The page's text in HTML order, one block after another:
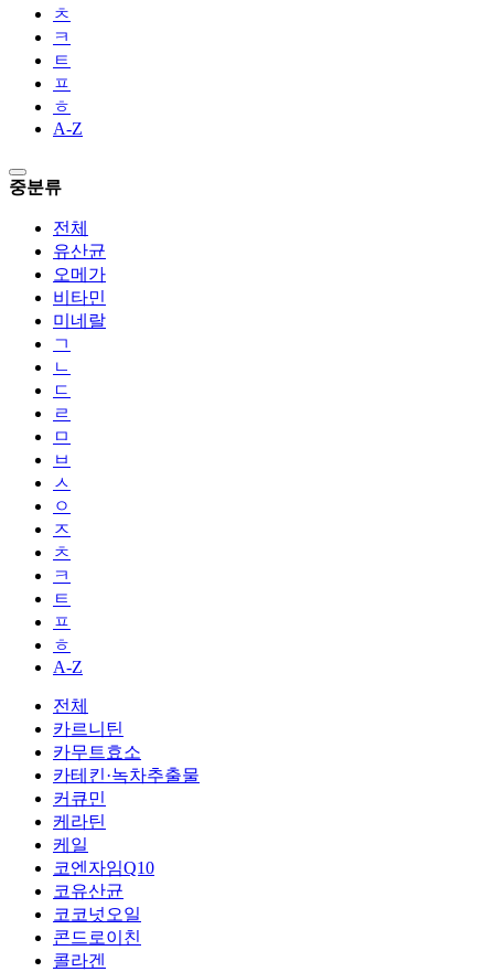
ㅊ
ㅋ
ㅌ
ㅍ
ㅎ
A-Z
중분류
전체
유산균
오메가
비타민
미네랄
ㄱ
ㄴ
ㄷ
ㄹ
ㅁ
ㅂ
ㅅ
ㅇ
ㅈ
ㅊ
ㅋ
ㅌ
ㅍ
ㅎ
A-Z
전체
카르니틴
카무트효소
카테킨·녹차추출물
커큐민
케라틴
케일
코엔자임Q10
코유산균
코코넛오일
콘드로이친
콜라겐